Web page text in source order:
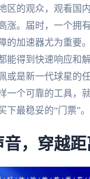
区的观众，观看国
涨。届时，一个拥
的加速器尤为重要
能得到快速响应和
或是新一代球星的
一个可靠的工具，
最稳妥的“门票”。
音，穿越距